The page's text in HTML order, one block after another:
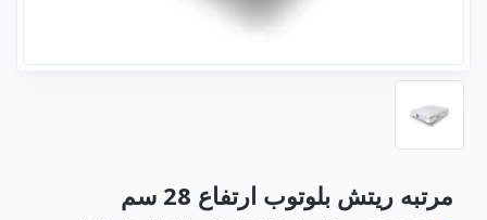
مرتبه ريتش بلوتوب ارتفاع 28 سم